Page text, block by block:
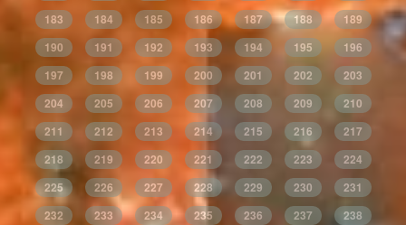
183
184 185 186 187 188
189
190
191 192 193 194 195
196
197
198 199 200 201 202
203
204
205 206 207 208 209
210
211
212 213 214 215 216
217
218
219 220 221 222 223
224
225
226 227 228 229 230
231
232
233 234 235 236 237
238